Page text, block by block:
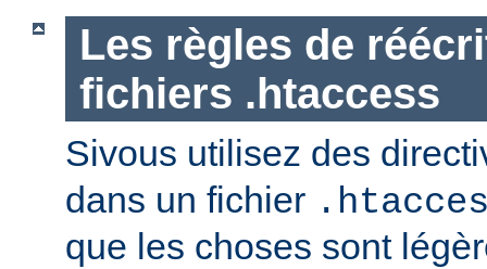
Les règles de
fichiers .htaccess
Sivous utilisez des
dans un fichier
que les choses sont